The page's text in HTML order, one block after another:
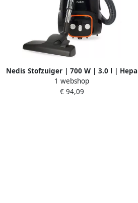
Nedis Stofzuiger | 700 W | 3.0 l | Hepa
13 | Antraciet Oranje Zwart
VCBG250GY
1 webshop
€ 94,09